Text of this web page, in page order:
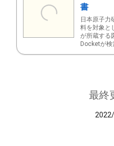
書
日本原子力
料を対象と
が所蔵する
Docketが検
最終